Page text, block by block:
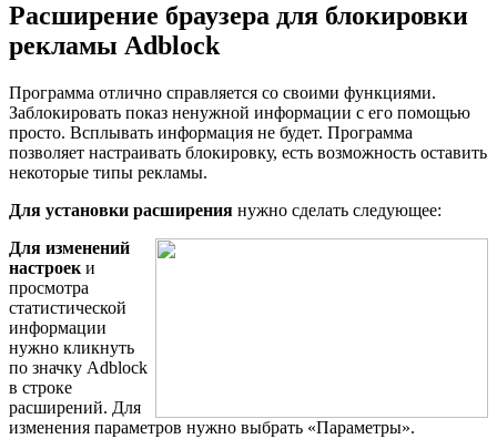
Расширение браузера для блокировки
рекламы Adblock
Программа отлично справляется со своими функциями.
Заблокировать показ ненужной информации с его помощью
просто. Всплывать информация не будет. Программа
позволяет настраивать блокировку, есть возможность оставить
некоторые типы рекламы.
Для установки расширения нужно сделать следующее:
Для изменений
настроек и
просмотра
статистической
информации
нужно кликнуть
по значку Adblock
в строке
расширений. Для
изменения параметров нужно выбрать «Параметры».